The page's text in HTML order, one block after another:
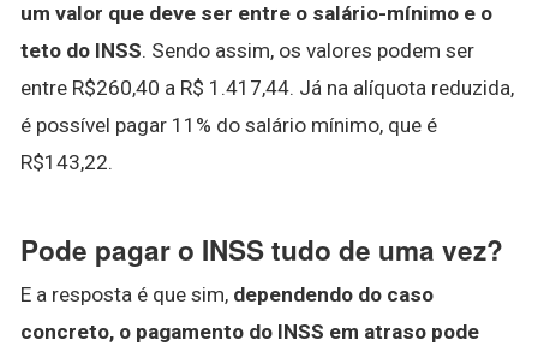
um valor que deve ser entre o salário-mínimo e o
teto do INSS. Sendo assim, os valores podem ser
entre R$260,40 a R$ 1.417,44. Já na alíquota reduzida,
é possível pagar 11% do salário mínimo, que é
R$143,22.
Pode pagar o INSS tudo de uma vez?
E a resposta é que sim, dependendo do caso
concreto, o pagamento do INSS em atraso pode